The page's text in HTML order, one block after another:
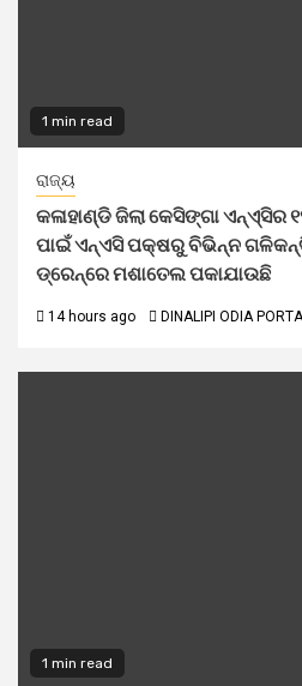
1 min read
ରାଜ୍ୟ
କଳାହାଣ୍ଡି ଜିଲା କେସିଙ୍ଗା ଏନ୍‌ଏ୍‌ସିର
ପାଇଁ ଏନ୍‌ଏସି ପକ୍ଷରୁ ବିଭିନ୍ନ
ଡ୍ରେନ୍‌ରେ ମଶାତେଲ ପକାଯାଉଛି
14 hours ago DINALIPI ODIA
1 min read